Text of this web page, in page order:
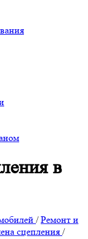
в
/Ремонт и
сцепления /